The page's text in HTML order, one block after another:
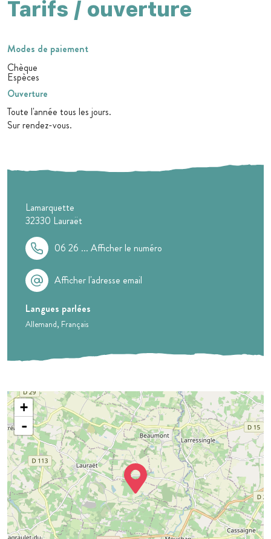
Tarifs / ouverture
Modes de paiement
Chèque
Espèces
Ouverture
Toute l'année tous les jours.
Sur rendez-vous.
Lamarquette
32330 Lauraët
06 26 ... Afficher le numéro
Afficher l'adresse email
Langues parlées
Allemand Français
+
-